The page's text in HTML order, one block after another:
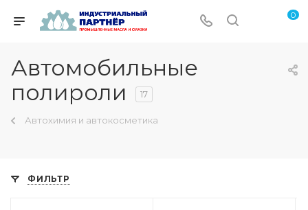
0
Автомобильные
полироли
17
Автохимия и автокосметика
ФИЛЬТР